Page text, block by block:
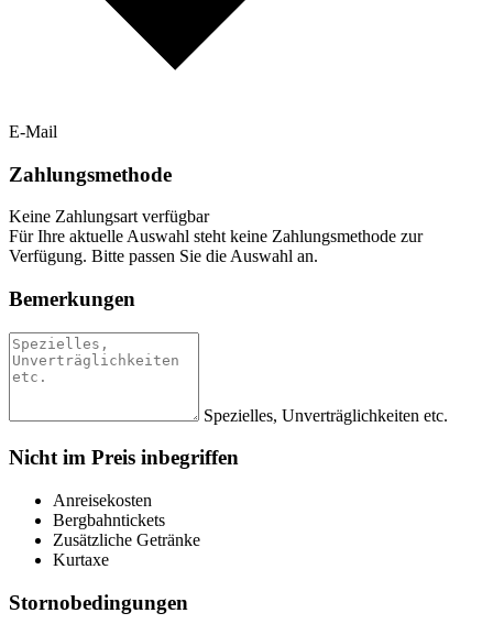
E-Mail
Zahlungsmethode
Keine Zahlungsart verfügbar
Für Ihre aktuelle Auswahl steht keine Zahlungsmethode zur
Verfügung. Bitte passen Sie die Auswahl an.
Bemerkungen
Spezielles, Unverträglichkeiten etc.
Nicht im Preis inbegriffen
Anreisekosten
Bergbahntickets
Zusätzliche Getränke
Kurtaxe
Stornobedingungen